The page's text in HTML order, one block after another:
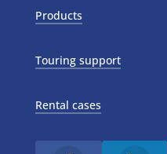
Products
Touring support
Rental cases